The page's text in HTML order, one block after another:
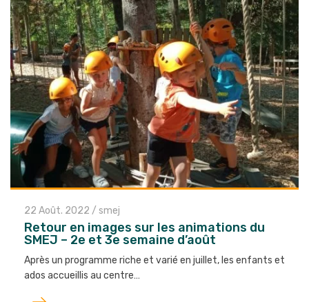
22 Août. 2022 / smej
Retour en images sur les animations du
SMEJ – 2e et 3e semaine d’août
Après un programme riche et varié en juillet, les enfants et
ados accueillis au centre…
Lire